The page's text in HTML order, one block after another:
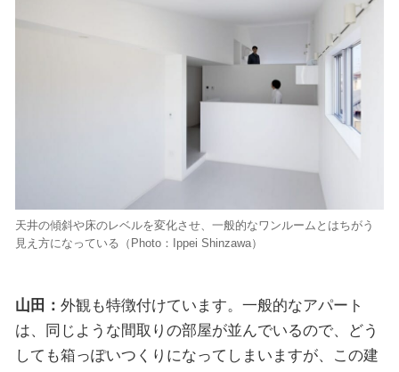
天井の傾斜や床のレベルを変化させ、一般的なワンルームとはちがう
見え方になっている（Photo：Ippei Shinzawa）
山田： 外観も特徴付けています。一般的なアパート
は、同じような間取りの部屋が並んでいるので、どう
しても箱っぽいつくりになってしまいますが、この建